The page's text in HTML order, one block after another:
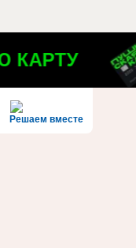
Решаем вместе